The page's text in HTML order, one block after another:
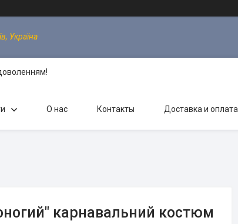
Україна
О нас Контакты Доставка и оплата
карнавальний костюм